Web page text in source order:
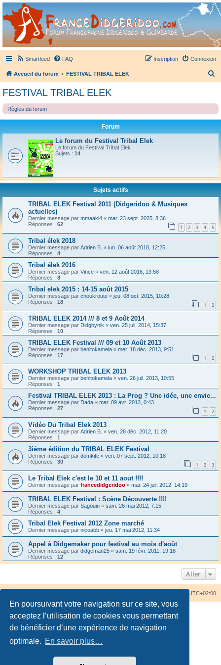
En poursuivant votre navigation sur ce site, vous
acceptez l’utilisation de cookies vous permettant
de bénéficier d’une expérience de navigation
optimale. En savoir plus…
France Didgeridoo
Didgeridoo et Guimbarde sur France Didgeridoo - retrouvez la communauté.
Smartfeed FAQ Connexion
Inscription
Accueil du forum FESTIVAL TRIBAL ELEK
e
r
r
FESTIVAL TRIBAL ELEK
Règles du forum
Forum
Le forum du Festival Tribal Elek
Le forum du Festival Tribal Elek
Sujets : 14
Sujets actifs
TRIBAL ELEK Festival 2011 (Didgeridoo & Musiques
actuelles)
Dernier message par mmaaki4 « mar. 23 sept. 2025, 8:36
Réponses : 62 1 2 3 4 5
Tribal élek 2018
Dernier message par Adrien B. « lun. 06 août 2018, 12:25
Réponses : 4
Tribal élek 2016
Dernier message par Vince « ven. 12 août 2016, 13:58
Réponses : 8
Tribal elek 2015 : 14-15 août 2015
Dernier message par choukroute « jeu. 08 oct. 2015, 10:28
Réponses : 18 1 2
TRIBAL ELEK 2014 /// 8 et 9 Août 2014
Dernier message par Didgbynik « ven. 25 juil. 2014, 15:37
Réponses : 10
TRIBAL ELEK Festival /// 09 et 10 Août 2013
Dernier message par benitokamela « mer. 18 déc. 2013, 9:51
Réponses : 17 1 2
WORKSHOP TRIBAL ELEK 2013
Dernier message par benitokamela « ven. 26 juil. 2013, 10:55
Réponses : 1
Festival TRIBAL ELEK 2013 : La Prog ? Une idée, une envie...
Dernier message par Dada « mar. 09 avr. 2013, 0:43
Réponses : 27 1 2
Vidéo Du Tribal Elek 2013
Dernier message par Adrien B. « ven. 28 déc. 2012, 11:20
Réponses : 1
3ième édition du TRIBAL ELEK Festival
Dernier message par domkite « ven. 07 sept. 2012, 10:18
Réponses : 30 1 2 3
Le Tribal Elek c'est le 10 et 11 aout !!!!
Dernier message par francedidgeridoo « mar. 24 juil. 2012, 14:19
TRIBAL ELEK Festival : Scène Découverte !!!!
Dernier message par Sagouin « sam. 26 mai 2012, 7:15
Réponses : 4
Tribal Elek Festival 2012 Zone marché
Dernier message par nicoabb « jeu. 17 mai 2012, 11:34
Appel à Didgemaker pour festival au mois d'août
Dernier message par didgeman25 « sam. 19 févr. 2011, 19:18
Réponses : 12
Aller
UTC+02:00
Développé parphpBB® Forum Software © phpBB Limited